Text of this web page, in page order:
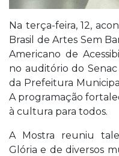
Na terça-feira, 12,
Brasil de Artes Sem
Americano de
no auditório do
da Prefeitura
A programação
à cultura para todos.
A Mostra reuniu
Glória e de diversos